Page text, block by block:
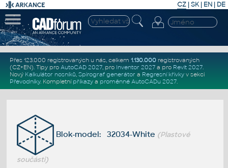
CZ | SK| EN | DE
Přes 123.000 registrovaných u nás, celkem 1.130.000registrovaných
(CZ+EN). Tipy pro AutoCAD 2027, pro Inventor 2027a pro Revit 2027.
Nový Kalkulátor nosníků, Spirograf generátor a Regresní křivkyv sekci
Převodníky. Kompletní příkazya proměnné AutoCADu 2027.
Blok-model: 32034-White (Plastové
součásti)